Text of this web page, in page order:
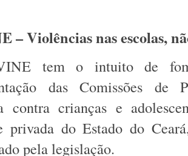
– Violências nas escolas,
tem o intuito de
das Comissões de
contra crianças e
privada do Estado do
pela legislação.